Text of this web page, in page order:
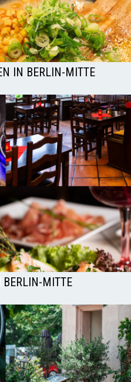
IN BERLIN-MITTE
MITTE